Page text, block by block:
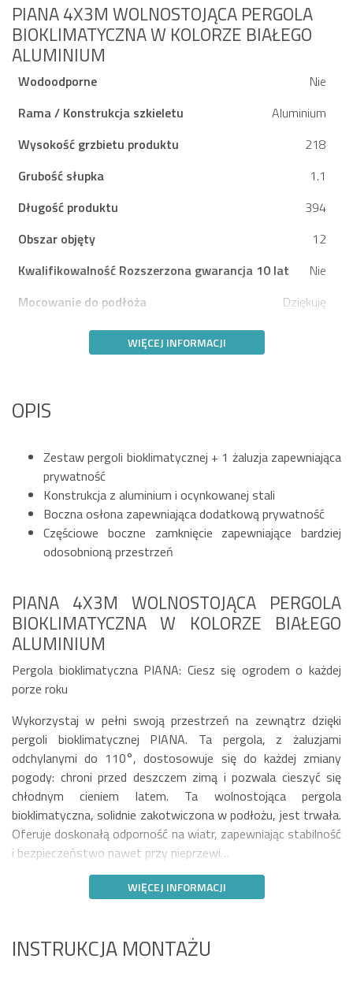
PIANA 4X3M WOLNOSTOJĄCA PERGOLA
BIOKLIMATYCZNA W KOLORZE BIAŁEGO
ALUMINIUM
Wodoodporne
Nie
Rama / Konstrukcja szkieletu
Aluminium
Wysokość grzbietu produktu
218
Grubość słupka
1.1
Długość produktu
394
Obszar objęty
12
Kwalifikowalność Rozszerzona gwarancja 10 lat
Nie
Mocowanie do podłoża
Dziękuję
WIĘCEJ INFORMACJI
OPIS
Zestaw pergoli bioklimatycznej + 1 żaluzja zapewniająca
prywatność
Konstrukcja z aluminium i ocynkowanej stali
Boczna osłona zapewniająca dodatkową prywatność
Częściowe boczne zamknięcie zapewniające bardziej
odosobnioną przestrzeń
PIANA 4X3M WOLNOSTOJĄCA PERGOLA
BIOKLIMATYCZNA W KOLORZE BIAŁEGO
ALUMINIUM
Pergola bioklimatyczna PIANA: Ciesz się ogrodem o każdej
porze roku
Wykorzystaj w pełni swoją przestrzeń na zewnątrz dzięki
pergoli bioklimatycznej PIANA. Ta pergola, z żaluzjami
odchylanymi do 110°, dostosowuje się do każdej zmiany
pogody: chroni przed deszczem zimą i pozwala cieszyć się
chłodnym cieniem latem. Ta wolnostojąca pergola
bioklimatyczna, solidnie zakotwiczona w podłożu, jest trwała.
Oferuje doskonałą odporność na wiatr, zapewniając stabilność
i bezpieczeństwo nawet przy nieprzewi…
WIĘCEJ INFORMACJI
INSTRUKCJA MONTAŻU